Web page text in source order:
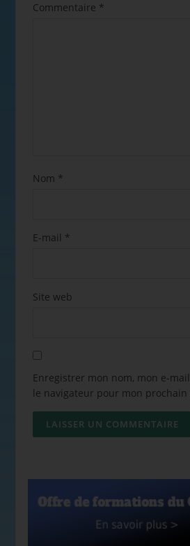
Commentaire *
Nom *
E-mail *
Site web
Enregistrer mon nom, mon e-
le navigateur pour mon prochain